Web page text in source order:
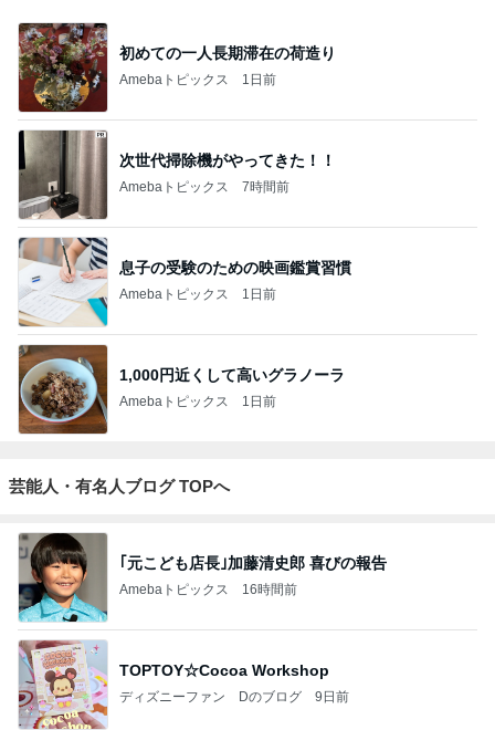
初めての一人長期滞在の荷造り
Amebaトピックス 1日前
次世代掃除機がやってきた！！
Amebaトピックス 7時間前
息子の受験のための映画鑑賞習慣
Amebaトピックス 1日前
1,000円近くして高いグラノーラ
Amebaトピックス 1日前
芸能人・有名人ブログ TOPへ
｢元こども店長｣加藤清史郎 喜びの報告
Amebaトピックス 16時間前
TOPTOY☆Cocoa Workshop
ディズニーファン Dのブログ 9日前